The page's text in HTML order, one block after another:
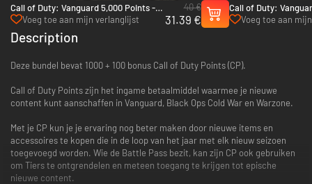
Call of Duty: Vanguard 5,000 Points -
Xbox One & Xbox Series X|S
Voeg toe aan mijn verlanglijst
40 €
31.39 €
Call of Duty:
Xbox One & Xbox
Voeg toe aan
Description
Deze bundel bevat 1000 + 100 bonus Call of Duty Points (CP).
Call of Duty Points zijn het ingame betaalmiddel waarmee je nieuwe
content kunt aanschaffen in Vanguard, Black Ops Cold War en Warzone.
Met je CP kun je je ervaring nog beter maken door nieuwe items en
accessoires te kopen die in de loop van het jaar met elk nieuw seizoen
toegevoegd worden. Wie de Battle Pass bezit, kan zijn CP ook gebruiken
om Tiers te ontgrendelen en meteen toegang te krijgen tot epische
nieuwe content.